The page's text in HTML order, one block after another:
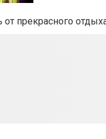
прекрасного